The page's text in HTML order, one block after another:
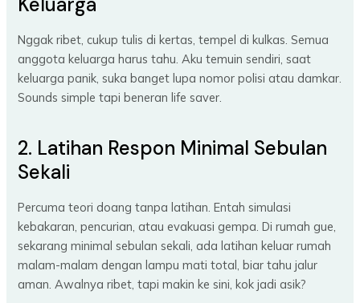
Nggak ribet, cukup tulis di kertas, tempel di kulkas. Semua
anggota keluarga harus tahu. Aku temuin sendiri, saat
keluarga panik, suka banget lupa nomor polisi atau damkar.
Sounds simple tapi beneran life saver.
2. Latihan Respon Minimal Sebulan
Sekali
Percuma teori doang tanpa latihan. Entah simulasi
kebakaran, pencurian, atau evakuasi gempa. Di rumah gue,
sekarang minimal sebulan sekali, ada latihan keluar rumah
malam-malam dengan lampu mati total, biar tahu jalur
aman. Awalnya ribet, tapi makin ke sini, kok jadi asik?